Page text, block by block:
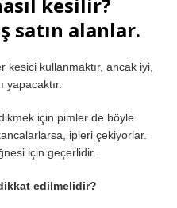
satın alanlar.
kullanmaktır, ancak iyi,
yapacaktır.
için pimler de böyle
ipleri çekiyorlar.
için geçerlidir.
edilmelidir?